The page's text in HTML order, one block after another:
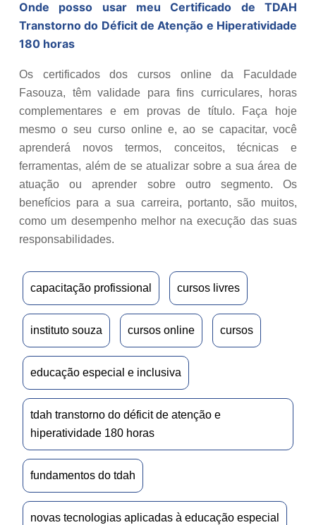
Onde posso usar meu Certificado de TDAH
Transtorno do Déficit de Atenção e Hiperatividade
180 horas
Os certificados dos cursos online da Faculdade
Fasouza, têm validade para fins curriculares, horas
complementares e em provas de título. Faça hoje
mesmo o seu curso online e, ao se capacitar, você
aprenderá novos termos, conceitos, técnicas e
ferramentas, além de se atualizar sobre a sua área de
atuação ou aprender sobre outro segmento. Os
benefícios para a sua carreira, portanto, são muitos,
como um desempenho melhor na execução das suas
responsabilidades.
capacitação profissional cursos livres
instituto souza cursos online cursos
educação especial e inclusiva
tdah transtorno do déficit de atenção e
hiperatividade 180 horas
fundamentos do tdah
novas tecnologias aplicadas à educação especial